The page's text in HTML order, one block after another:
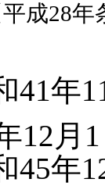
成28年
41年
月
45年